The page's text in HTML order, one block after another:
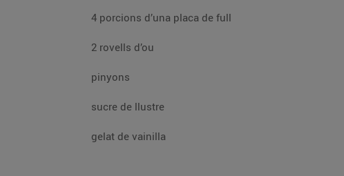
4 porcions d’una placa de full
2 rovells d’ou
pinyons
sucre de llustre
gelat de vainilla